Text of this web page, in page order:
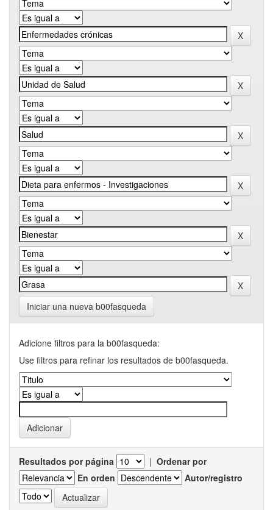
Iniciar una nueva b00fasqueda
Adicione filtros para la b00fasqueda:
Use filtros para refinar los resultados de b00fasqueda.
Resultados por página | Ordenar por
En orden
Autor/registro